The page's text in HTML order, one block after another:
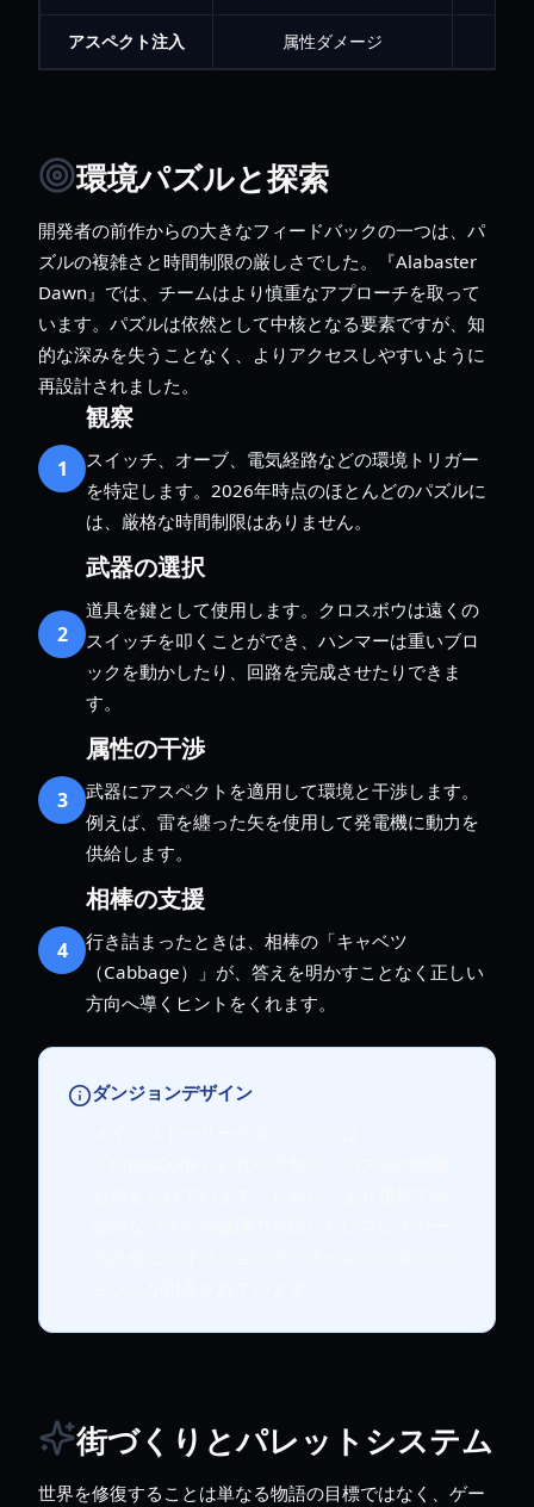
アスペクト注入 属性ダメージ
環境パズルと探索
開発者の前作からの大きなフィードバックの一つは、パ
ズルの複雑さと時間制限の厳しさでした。『Alabaster
Dawn』では、チームはより慎重なアプローチを取って
います。パズルは依然として中核となる要素ですが、知
的な深みを失うことなく、よりアクセスしやすいように
再設計されました。
1
観察
スイッチ、オーブ、電気経路などの環境トリガー
を特定します。2026年時点のほとんどのパズルに
は、厳格な時間制限はありません。
2
武器の選択
道具を鍵として使用します。クロスボウは遠くの
スイッチを叩くことができ、ハンマーは重いブロ
ックを動かしたり、回路を完成させたりできま
す。
3
属性の干渉
武器にアスペクトを適用して環境と干渉します。
例えば、雷を纏った矢を使用して発電機に動力を
供給します。
4
相棒の支援
行き詰まったときは、相棒の「キャベツ
（Cabbage）」が、答えを明かすことなく正しい
方向へ導くヒントをくれます。
ダンジョンデザイン
街づくりとパレットシステム
世界を修復することは単なる物語の目標ではなく、ゲー